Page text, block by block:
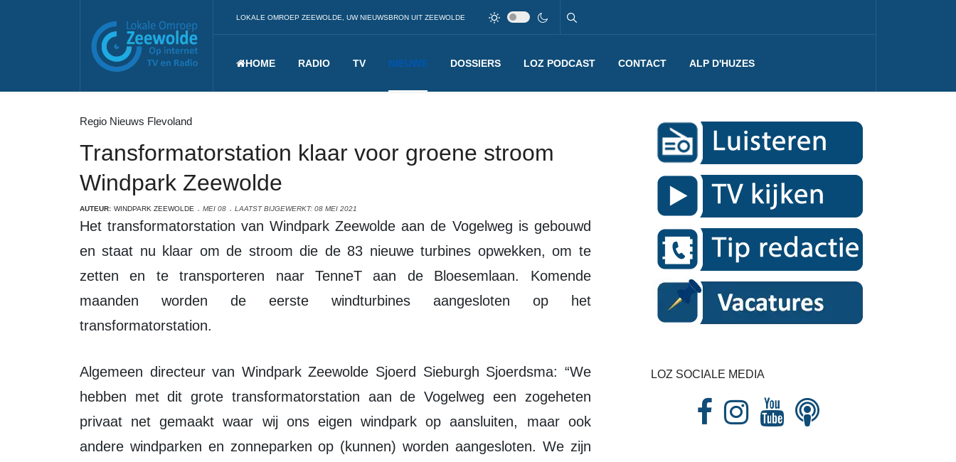
LOKALE OMROEP ZEEWOLDE, UW NIEUWSBRON UIT ZEEWOLDE
HOME RADIO TV NIEUWS DOSSIERS LOZ PODCAST CONTACT ALP D'HUZES
Regio Nieuws Flevoland
Transformatorstation klaar voor groene stroom
Windpark Zeewolde
AUTEUR: WINDPARK ZEEWOLDE MEI 08 LAATST BIJGEWERKT: 08 MEI 2021
Het transformatorstation van Windpark Zeewolde aan de Vogelweg is gebouwd
en staat nu klaar om de stroom die de 83 nieuwe turbines opwekken, om te
zetten en te transporteren naar TenneT aan de Bloesemlaan. Komende
maanden worden de eerste windturbines aangesloten op het
transformatorstation.
Algemeen directeur van Windpark Zeewolde Sjoerd Sieburgh Sjoerdsma: “We
hebben met dit grote transformatorstation aan de Vogelweg een zogeheten
privaat net gemaakt waar wij ons eigen windpark op aansluiten, maar ook
andere windparken en zonneparken op (kunnen) worden aangesloten. We zijn
LOZ SOCIALE MEDIA